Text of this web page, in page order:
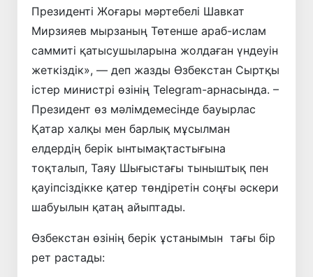
Президенті Жоғары мәртебелі Шавкат
Мирзияев мырзаның Төтенше араб-ислам
саммиті қатысушыларына жолдаған үндеуін
жеткіздік», — деп жазды Өзбекстан Сыртқы
істер министрі өзінің Telegram-арнасында. –
Президент өз мәлімдемесінде бауырлас
Қатар халқы мен барлық мұсылман
елдердің берік ынтымақтастығына
тоқталып, Таяу Шығыстағы тыныштық пен
қауіпсіздікке қатер төндіретін соңғы әскери
шабуылын қатаң айыптады.
Өзбекстан өзінің берік ұстанымын тағы бір
рет растады: